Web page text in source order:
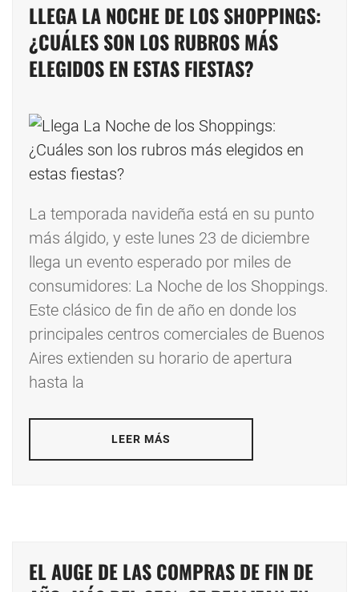
LLEGA LA NOCHE DE LOS SHOPPINGS:
¿CUÁLES SON LOS RUBROS MÁS
ELEGIDOS EN ESTAS FIESTAS?
La temporada navideña está en su punto
más álgido, y este lunes 23 de diciembre
llega un evento esperado por miles de
consumidores: La Noche de los Shoppings.
Este clásico de fin de año en donde los
principales centros comerciales de Buenos
Aires extienden su horario de apertura
hasta la
LEER MÁS
EL AUGE DE LAS COMPRAS DE FIN DE